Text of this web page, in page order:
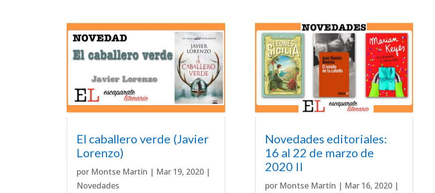
El caballero verde (Javier
Lorenzo)
por Montse Martín | Mar 19, 2020 |
Novedades
Novedades editoriales:
16 al 22 de marzo de
2020 II
por Montse Martín | Mar 16, 2020|